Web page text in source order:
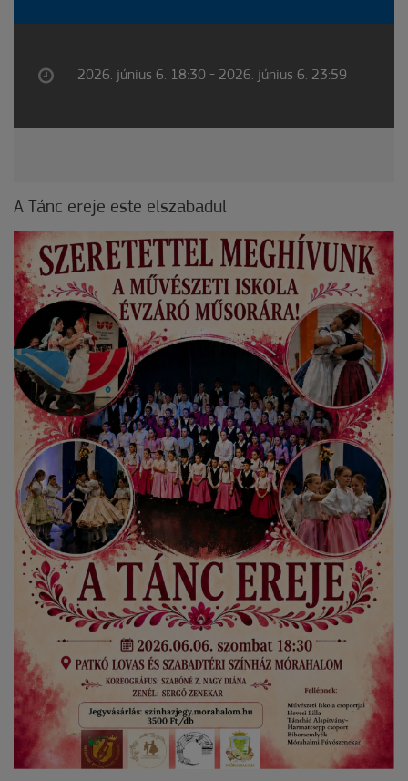
2026. június 6. 18:30 - 2026. június 6. 23:59
A Tánc ereje este elszabadul